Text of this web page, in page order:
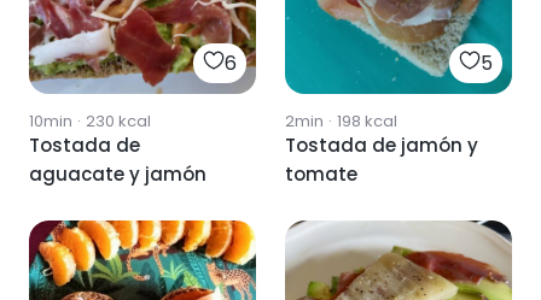
6
10min · 230 kcal
Tostada de
aguacate y jamón
5
2min · 198 kcal
Tostada de jamón y
tomate